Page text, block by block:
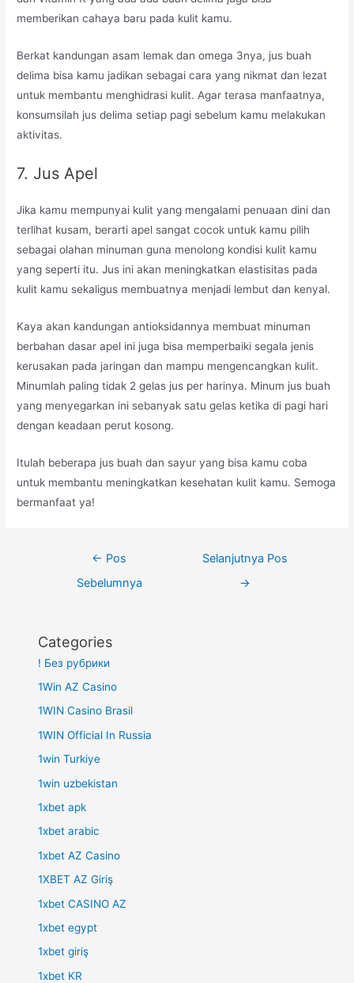
memberikan cahaya baru pada kulit kamu.
Berkat kandungan asam lemak dan omega 3nya, jus buah
delima bisa kamu jadikan sebagai cara yang nikmat dan lezat
untuk membantu menghidrasi kulit. Agar terasa manfaatnya,
konsumsilah jus delima setiap pagi sebelum kamu melakukan
aktivitas.
7. Jus Apel
Jika kamu mempunyai kulit yang mengalami penuaan dini dan
terlihat kusam, berarti apel sangat cocok untuk kamu pilih
sebagai olahan minuman guna menolong kondisi kulit kamu
yang seperti itu. Jus ini akan meningkatkan elastisitas pada
kulit kamu sekaligus membuatnya menjadi lembut dan kenyal.
Kaya akan kandungan antioksidannya membuat minuman
berbahan dasar apel ini juga bisa memperbaiki segala jenis
kerusakan pada jaringan dan mampu mengencangkan kulit.
Minumlah paling tidak 2 gelas jus per harinya. Minum jus buah
yang menyegarkan ini sebanyak satu gelas ketika di pagi hari
dengan keadaan perut kosong.
Itulah beberapa jus buah dan sayur yang bisa kamu coba
untuk membantu meningkatkan kesehatan kulit kamu. Semoga
bermanfaat ya!
← Pos
Sebelumnya
Selanjutnya Pos
→
Categories
! Без рубрики
1Win AZ Casino
1WIN Casino Brasil
1WIN Official In Russia
1win Turkiye
1win uzbekistan
1xbet apk
1xbet arabic
1xbet AZ Casino
1XBET AZ Giriş
1xbet CASINO AZ
1xbet egypt
1xbet giriş
1xbet KR